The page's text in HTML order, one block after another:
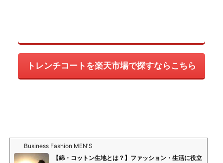
トレンチコートを楽天市場で探すならこちら
Business Fashion MEN'S
【綿・コットン生地とは？】ファッション・生活に役立